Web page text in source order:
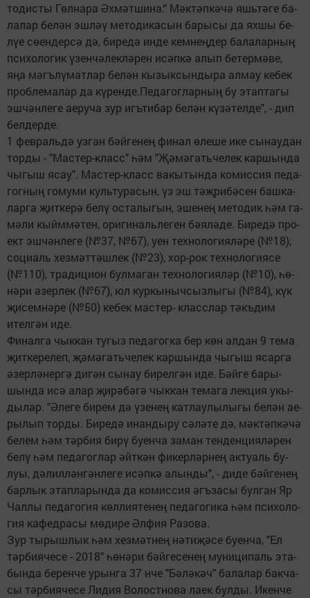
то­дис­ты Гөл­на­ра Әх­мәт­ши­на:" Мәк­тәп­кә­чә яшь­тә­ге ба­
ла­лар бе­лән эш­ләү ме­то­ди­ка­сын ба­ры­сы да ях­шы бе­
лүе сө­ен­дер­сә дә, би­ре­дә ин­де кем­нең­дер ба­ла­лар­ның
пси­хо­ло­гик үзен­чә­лек­лә­рен исәп­кә алып бе­тер­мә­ве,
яңа мәгъ­лү­мат­лар бе­лән кы­зык­сын­ды­ра ал­мау ке­бек
проб­ле­ма­лар да кү­рен­де.Пе­да­гог­лар­ның бу этап­та­гы
эш­чән­ле­ге ае­ру­ча зур игъ­ти­бар бе­лән кү­зә­тел­де", - дип
бел­дер­де.
1 фев­раль­дә уз­ган бәй­ге­нең фи­нал өле­ше ике сы­нау­дан
тор­ды - "Мас­тер-класс" һәм "Җә­мә­гать­че­лек кар­шын­да
чы­гыш ясау". Мас­тер-класс ва­кы­тын­да ко­мис­сия пе­да­
гог­ның го­му­ми куль­ту­ра­сын, үз эш тәҗ­ри­бә­сен баш­ка­
лар­га җит­ке­рә бе­лү ос­та­лы­гын, эше­нең ме­то­дик һәм га­
мә­ли кыйм­мә­тен, ори­ги­наль­ле­ген бә­я­лә­де. Би­ре­дә про­
ект эш­чән­ле­ге (№37, №67), уен тех­но­ло­ги­я­лә­ре (№18),
со­ци­аль хез­мәт­тәш­лек (№23), хор-рок тех­но­ло­ги­я­се
(№110), тра­ди­ци­он бул­ма­ган тех­но­ло­ги­я­ләр (№10), һө­
нә­ри әзер­лек (№67), юл кур­кы­ныч­сыз­лы­гы (№84), күк
җи­сем­нә­ре (№50) ке­бек мас­тер- класс­лар тәкъ­дим
ител­гән иде.
Фи­нал­га чык­кан ту­гыз пе­да­гог­ка бер көн ал­дан 9 те­ма
җит­ке­ре­леп, җә­мә­гать­че­лек кар­шын­да чы­гыш ясар­га
әзер­лә­нер­гә ди­гән сы­нау би­рел­гән иде. Бәй­ге ба­ры­
шын­да исә алар җи­рә­бә­гә чык­кан те­ма­га лек­ция укы­
ды­лар. "Әле­ге би­рем дә үзе­нең кат­лау­лы­лы­гы бе­лән ае­
ры­лып тор­ды. Би­ре­дә инан­ды­ру сә­лә­те дә, мәк­тәп­кә­чә
бе­лем һәм тәр­бия би­рү бу­ен­ча за­ман тен­ден­ци­я­лә­рен
бе­лү һәм пе­да­гог­лар әйт­кән фи­кер­ләр­нең ак­ту­аль бу­
луы, дә­лил­лән­гән­ле­ге исәп­кә алын­ды", - ди­де бәй­ге­нең
бар­лык этап­ла­рын­да да ко­мис­сия әгъ­за­сы бул­ган Яр
Чал­лы пе­да­го­гия көл­ли­я­те­нең пе­да­го­ги­ка һәм пси­хо­ло­
гия ка­фед­ра­сы мө­ди­ре Әл­фия Ра­зо­ва.
Зур ты­рыш­лык һәм хез­мәт­нең нә­ти­җә­се бу­ен­ча, "Ел
тәр­би­я­че­се - 2018" һө­нә­ри бәй­ге­се­нең му­ни­ци­паль эта­
бын­да бе­рен­че урын­га 37 нче "Бә­лә­кәч" ба­ла­лар бак­ча­
сы тәр­би­я­че­се Ли­дия Во­лост­но­ва ла­ек бул­ды. Икен­че